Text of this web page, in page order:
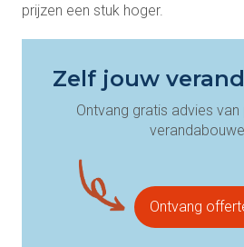
prijzen een stuk hoger.
Zelf jouw
Ontvang gratis advies
Ontvang